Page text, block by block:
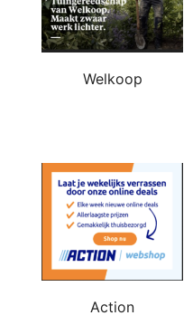
Welkoop
Action